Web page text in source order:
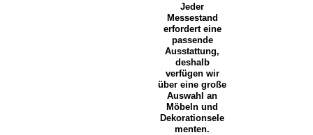
Jeder
Messestand
erfordert eine
passende
Ausstattung,
deshalb
verfügen wir
über eine große
Auswahl an
Möbeln und
Dekorationsele
menten.